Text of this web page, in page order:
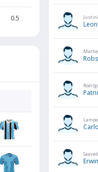
0.5
Lampe
Erwin